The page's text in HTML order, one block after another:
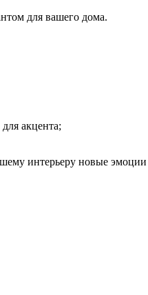
для вашего дома.
акцента;
интерьеру новые